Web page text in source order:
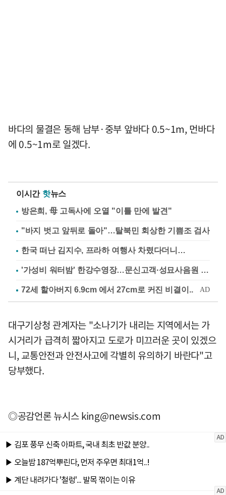
바다의 물결은 동해 남부·중부 앞바다 0.5~1m, 먼바다
에 0.5~1m로 일겠다.
이시간 핫뉴스
방은희, 母 고독사에 오열 "이틀 만에 발견"
"바지 벗고 앞뒤로 돌아"…탈북민 회상한 기쁨조 검사
한국 떠난 김지수, 프라하 여행사 차렸다더니…
'가성비 워터밤' 한강수영장…문신고객·성묘사음원 민원
대구기상청 관계자는 "소나기가 내리는 지역에서는 가
시거리가 급격히 짧아지고 도로가 미끄러운 곳이 있겠으
니, 교통안전과 안전사고에 각별히 유의하기 바란다"고
당부했다.
◎공감언론 뉴시스king@newsis.com